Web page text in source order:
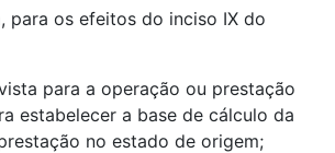
para os efeitos do inciso IX do
para a operação ou prestação
estabelecer a base de cálculo da
no estado de origem;